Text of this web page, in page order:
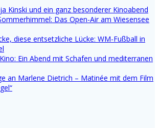
Kinski und ein ganz besonderer Kinoabend
Das Open-Air am Wiesensee
diese entsetzliche Lücke: WM-Fußball in
Ein Abend mit Schafen und mediterranen
an Marlene Dietrich – Matinée mit dem Film